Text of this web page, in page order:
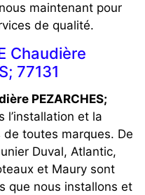
maintenant pour
de qualité.
Chaudière
77131
PEZARCHES;
l’installation et la
toutes marques. De
Duval, Atlantic,
et Maury sont
que nous installons et